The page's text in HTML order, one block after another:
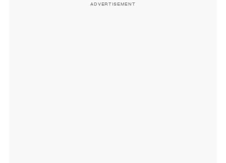
ADVERTISEMENT